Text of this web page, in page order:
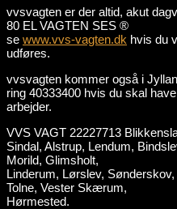
vvsvagten er der altid, akut
80 EL VAGTEN SES ®
se www.vvs-vagten.dk hvis du
udføres.
vvsvagten kommer også i
ring 40333400 hvis du skal
arbejder.
VVS VAGT 22227713
Sindal, Alstrup, Lendum,
Morild, Glimsholt,
Linderum, Lørslev,
Tolne, Vester Skærum,
Hørmested.